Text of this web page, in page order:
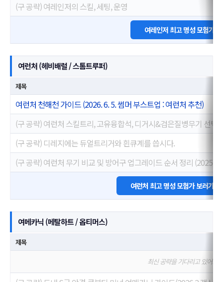
(구 공략) 여레인저의 스킬, 세팅, 운영
여레인저 최고 명성 모험가
여런처 (헤비배럴 / 스톰트루퍼)
제목
여런처 천해천 가이드 (2026. 6. 5. 썸머 부스트업 : 여런처 추천)
(구 공략) 여런처 스킬트리, 고유융합석, 디거시&검은질병무기 선택
(구 공략) 디레지에는 듀얼트리거와 흰큐계를 씁시다.
(구 공략) 여런처 무기 비교 및 방어구 업그레이드 순서 정리 (2025.
여런처 최고 명성 모험가 보러가기
여메카닉 (메탈하트 / 옵티머스)
제목
최신 공략을 기다리고 있어요